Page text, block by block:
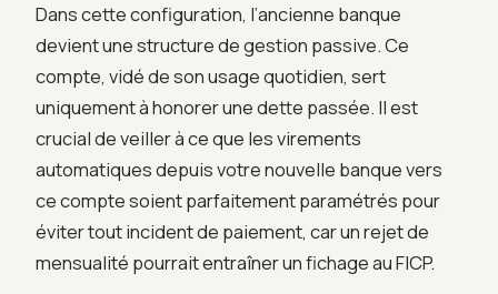
Dans cette configuration, l’ancienne banque
devient une structure de gestion passive. Ce
compte, vidé de son usage quotidien, sert
uniquement à honorer une dette passée. Il est
crucial de veiller à ce que les virements
automatiques depuis votre nouvelle banque vers
ce compte soient parfaitement paramétrés pour
éviter tout incident de paiement, car un rejet de
mensualité pourrait entraîner un fichage au FICP.